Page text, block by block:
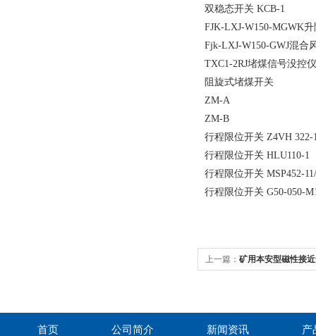
双稳态开关 KCB-1
FJK-LXJ-W150-MGWK
Fjk-LXJ-W150-GWJ混合
TXC1-2RJ堵煤信号没控仪
阻旋式堵煤开关
ZM-A
ZM-B
行程限位开关 Z4VH 322-
行程限位开关 HLU110-1
行程限位开关 MSP452-
行程限位开关 G50-050-
上一篇： 矿用本安型磁性接
首页 公司简介 新闻资讯 产